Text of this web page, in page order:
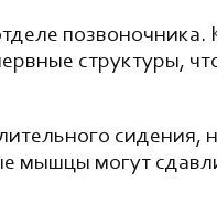
позвоночника.
структуры,
сидения,
мышцы могут